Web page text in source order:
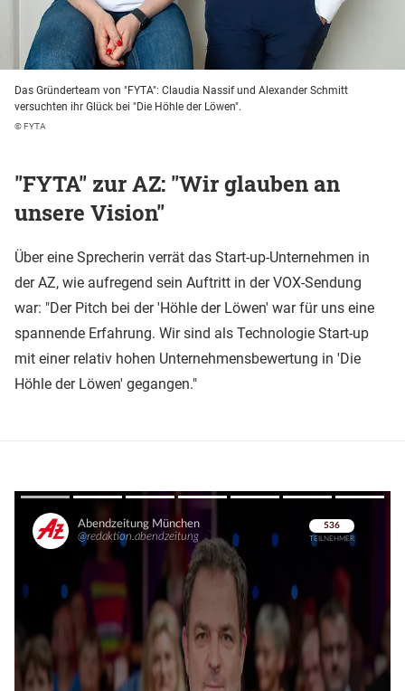
Das Gründerteam von "FYTA": Claudia Nassif und Alexander Schmitt
versuchten ihr Glück bei "Die Höhle der Löwen".
© FYTA
"FYTA" zur AZ: "Wir glauben an
unsere Vision"
Über eine Sprecherin verrät das Start-up-Unternehmen in
der AZ, wie aufregend sein Auftritt in der VOX-Sendung
war: "Der Pitch bei der 'Höhle der Löwen' war für uns eine
spannende Erfahrung. Wir sind als Technologie Start-up
mit einer relativ hohen Unternehmensbewertung in 'Die
Höhle der Löwen' gegangen."
Überspringen